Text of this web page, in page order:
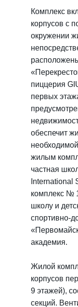
Комплекс
корпусов с
окружении
пиццерия
первых
обеспечит
жилым
частная
International
комплекс №
школу и
спортивно-
академия.
Жилой
корпусов
9 этажей),
секций.